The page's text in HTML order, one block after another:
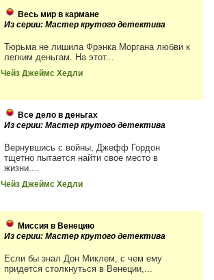
Весь мир в кармане
Из серии: Мастер крутого детектива
Тюрьма не лишила Фрэнка Моргана любви к
легким деньгам. На этот...
Чейз Джеймс Хедли
Все дело в деньгах
Из серии: Мастер крутого детектива
Вернувшись с войны, Джефф Гордон
тщетно пытается найти свое место в
жизни....
Чейз Джеймс Хедли
Миссия в Венецию
Из серии: Мастер крутого детектива
Если бы знал Дон Миклем, с чем ему
придется столкнуться в Венеции,...